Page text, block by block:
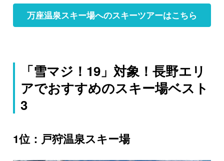
万座温泉スキー場へのスキーツアーはこちら
「雪マジ！19」対象！長野エリ
アでおすすめのスキー場ベスト
3
1位：戸狩温泉スキー場